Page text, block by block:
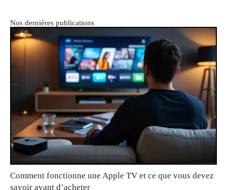
Nos dernières publications
Comment fonctionne une Apple TV et ce que vous devez
savoir avant d’acheter